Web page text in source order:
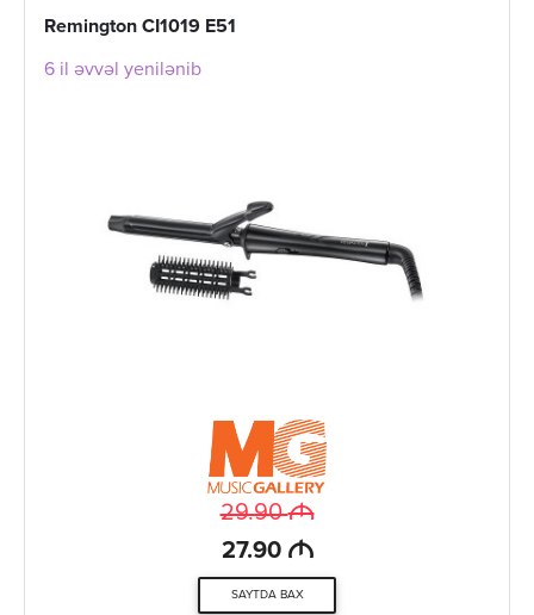
Remington CI1019 E51
6 il əvvəl yenilənib
29.90M
27.90 M
SAYTDA BAX